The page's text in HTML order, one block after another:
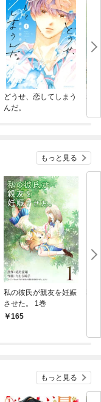
どうせ、恋してしまう
んだ。
私
もっと見る
私の彼氏が親友を妊娠
させた。 1巻
165
私
もっと見る